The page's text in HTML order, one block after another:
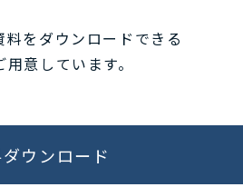
をダウンロードできる
意しています。
ウンロード